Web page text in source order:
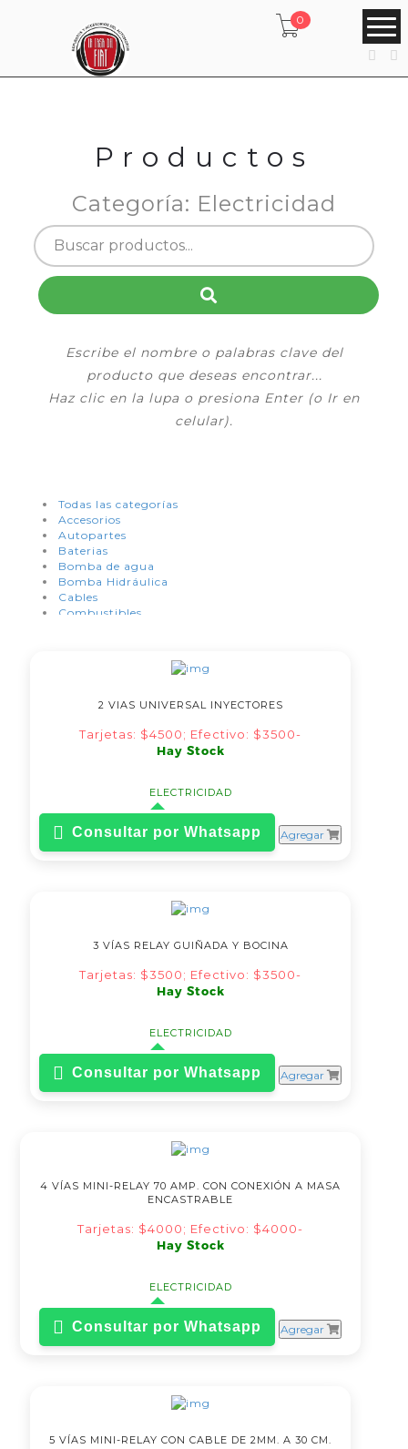
0
Productos
Categoría: Electricidad
Escribe el nombre o palabras clave del
producto que deseas encontrar...
Haz clic en la lupa o presiona Enter (o Ir en
celular).
Todas las categorías
Accesorios
Autopartes
Baterias
Bomba de agua
Bomba Hidráulica
Cables
Combustibles
Cosmética del Automotor
Electricidad
Estéreos
Hidráulica
Iluminación
Radiadores
Refrigeración
Selectora
Soporte Escape
Tapas Flotantes de
Tren Delantero
Tren Trasero
2 VIAS UNIVERSAL INYECTORES
Tarjetas: $4500; Efectivo: $3500-
Hay Stock
ELECTRICIDAD
Consultar por Whatsapp Agregar
3 VÍAS RELAY GUIÑADA Y BOCINA
Tarjetas: $3500; Efectivo: $3500-
Hay Stock
ELECTRICIDAD
Consultar por Whatsapp Agregar
4 VÍAS MINI-RELAY 70 AMP. CON CONEXIÓN A MASA
ENCASTRABLE
Tarjetas: $4000; Efectivo: $4000-
Hay Stock
ELECTRICIDAD
Consultar por Whatsapp Agregar
5 VÍAS MINI-RELAY CON CABLE DE 2MM. A 30 CM.